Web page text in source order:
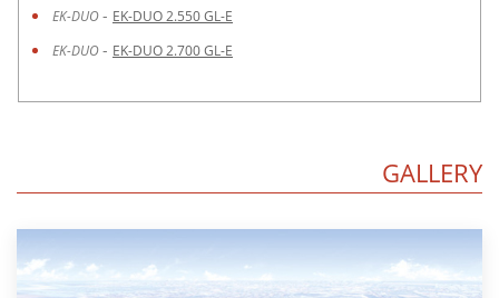
EK-DUO- EK-DUO 2.550 GL-E
EK-DUO- EK-DUO 2.700 GL-E
GALLERY